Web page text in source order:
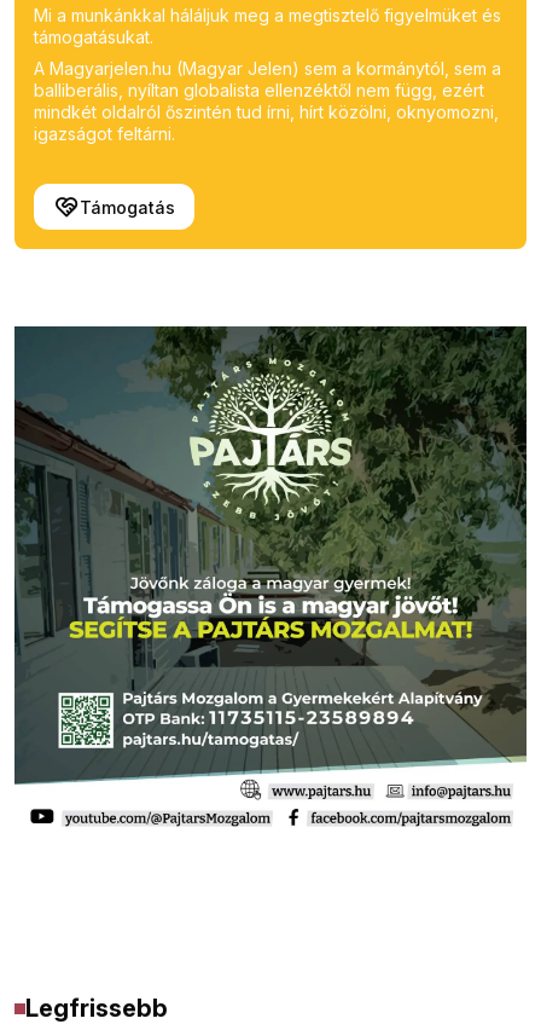
Mi a munkánkkal háláljuk meg a megtisztelő figyelmüket és
támogatásukat.
A Magyarjelen.hu (Magyar Jelen) sem a kormánytól, sem a
balliberális, nyíltan globalista ellenzéktől nem függ, ezért
mindkét oldalról őszintén tud írni, hírt közölni, oknyomozni,
igazságot feltárni.
Támogatás
Legfrissebb